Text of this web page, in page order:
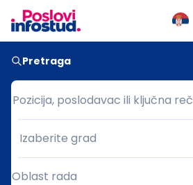
Pretraga
Pozicija, poslodavac ili ključna reč
Pozicija, poslodavac ili ključna reč
Grad
Izaberite grad
Oblast rada